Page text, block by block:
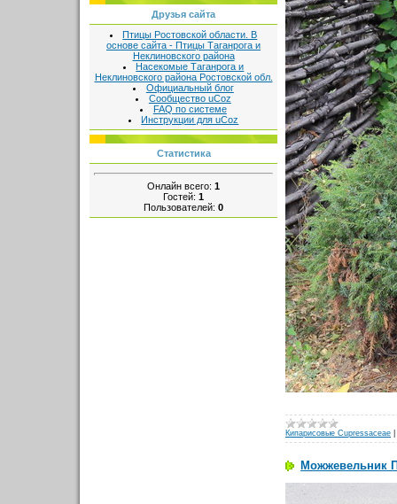
Друзья сайта
Птицы Ростовской области. В
основе сайта - Птицы Таганрога и
Неклиновского района
Насекомые Таганрога и
Неклиновского района Ростовской обл.
Официальный блог
Сообщество uCoz
FAQ по системе
Инструкции для uCoz
Статистика
Онлайн всего: 1
Гостей: 1
Пользователей: 0
Кипарисовые Cupressaceae
Можжевельник